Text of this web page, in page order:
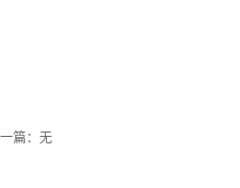
一篇：无